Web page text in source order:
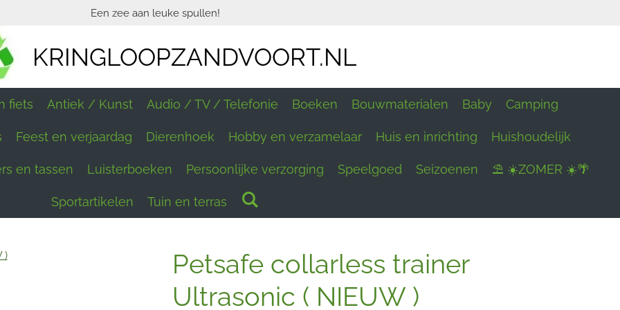
Een zee aan leuke spullen!
KRINGLOOPZANDVOORT.NL
fiets Antiek / Kunst Audio / TV / Telefonie Boeken Bouwmaterialen Baby Camping
Feest en verjaardag Dierenhoek Hobby en verzamelaar Huis en inrichting Huishoudelijk
en tassen Luisterboeken Persoonlijke verzorging Speelgoed Seizoenen ⛱ ☀️ZOMER ☀️🌴
Sportartikelen Tuin en terras
Petsafe collarless trainer
Ultrasonic ( NIEUW )